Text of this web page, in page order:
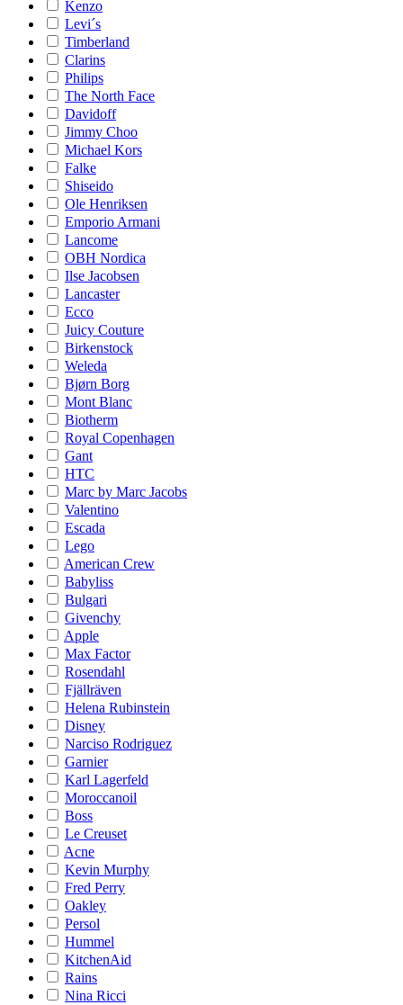
Kenzo
Levi´s
Timberland
Clarins
Philips
The North Face
Davidoff
Jimmy Choo
Michael Kors
Falke
Shiseido
Ole Henriksen
Emporio Armani
Lancome
OBH Nordica
Ilse Jacobsen
Lancaster
Ecco
Juicy Couture
Birkenstock
Weleda
Bjørn Borg
Mont Blanc
Biotherm
Royal Copenhagen
Gant
HTC
Marc by Marc Jacobs
Valentino
Escada
Lego
American Crew
Babyliss
Bulgari
Givenchy
Apple
Max Factor
Rosendahl
Fjällräven
Helena Rubinstein
Disney
Narciso Rodriguez
Garnier
Karl Lagerfeld
Moroccanoil
Boss
Le Creuset
Acne
Kevin Murphy
Fred Perry
Oakley
Persol
Hummel
KitchenAid
Rains
Nina Ricci